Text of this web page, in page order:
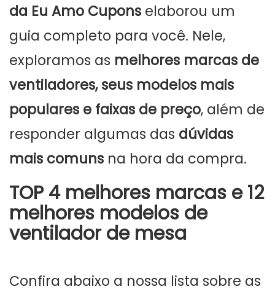
da Eu Amo Cupons elaborou um
guia completo para você. Nele,
exploramos as melhores marcas de
ventiladores, seus modelos mais
populares e faixas de preço, além de
responder algumas das dúvidas
mais comuns na hora da compra.
TOP 4 melhores marcas e 12
melhores modelos de
ventilador de mesa
Confira abaixo a nossa lista sobre as